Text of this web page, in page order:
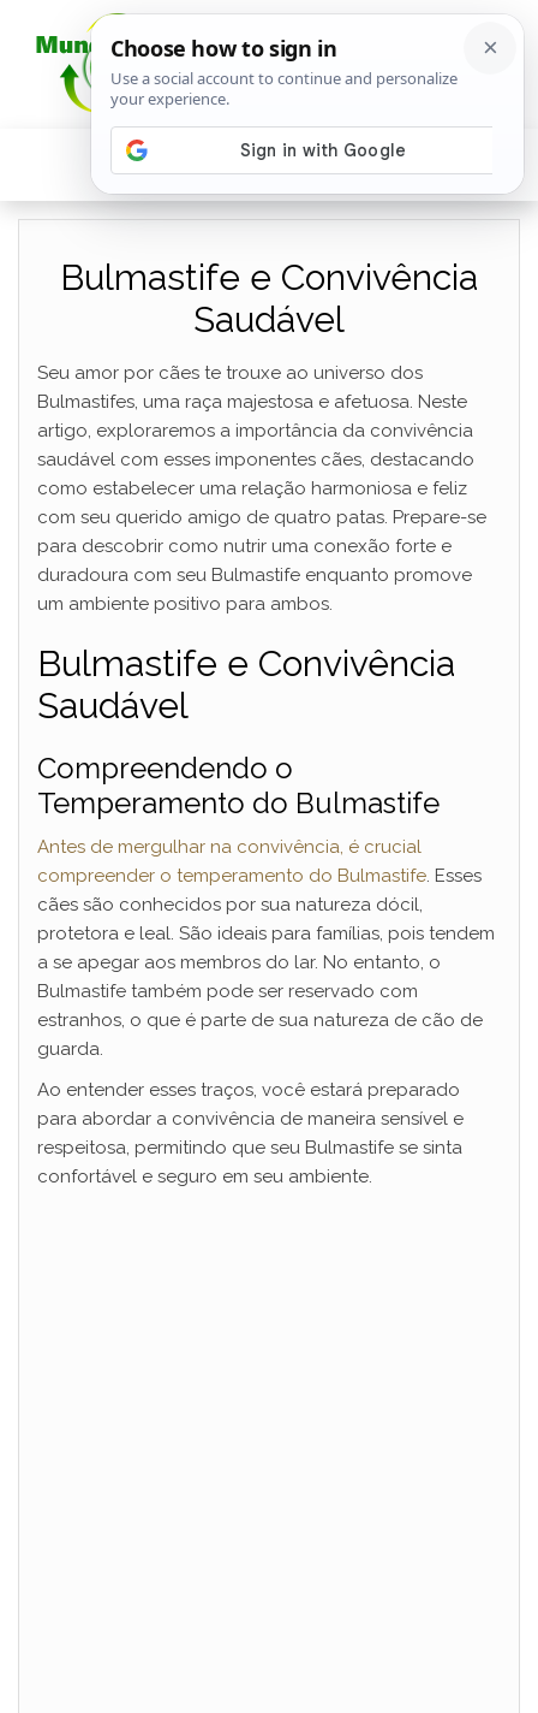
Bulmastife e Convivência
Saudável
Seu amor por cães te trouxe ao universo dos
Bulmastifes, uma raça majestosa e afetuosa. Neste
artigo, exploraremos a importância da convivência
saudável com esses imponentes cães, destacando
como estabelecer uma relação harmoniosa e feliz
com seu querido amigo de quatro patas. Prepare-se
para descobrir como nutrir uma conexão forte e
duradoura com seu Bulmastife enquanto promove
um ambiente positivo para ambos.
Bulmastife e Convivência
Saudável
Compreendendo o
Temperamento do Bulmastife
Antes de mergulhar na convivência, é crucial
compreender o temperamento do Bulmastife. Esses
cães são conhecidos por sua natureza dócil,
protetora e leal. São ideais para famílias, pois tendem
a se apegar aos membros do lar. No entanto, o
Bulmastife também pode ser reservado com
estranhos, o que é parte de sua natureza de cão de
guarda.
Ao entender esses traços, você estará preparado
para abordar a convivência de maneira sensível e
respeitosa, permitindo que seu Bulmastife se sinta
confortável e seguro em seu ambiente.